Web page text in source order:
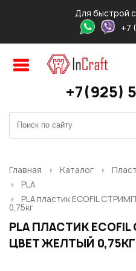
Для быстрой
+7
+7(925)
Главная Каталог
PLA
PLA пластик ECOFIL
0,75кг
PLA ПЛАСТИК
ЦВЕТ ЖЕЛТЫЙ 0,75КГ
Контактный телефон*:
ЗАКАЗ
Ваш E-mail*:
Авторизация
Пароль:
Забыли свой пароль?
Ваше имя*:
Ваш E-mail*:
Ваш телефон